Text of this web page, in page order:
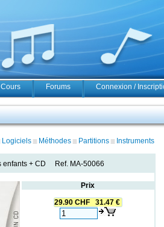
Cours Forums Connexion /
Logiciels Méthodes Partitions Instruments
enfants + CD Ref. MA-50066
Prix
29.90 CHF 31.47 €